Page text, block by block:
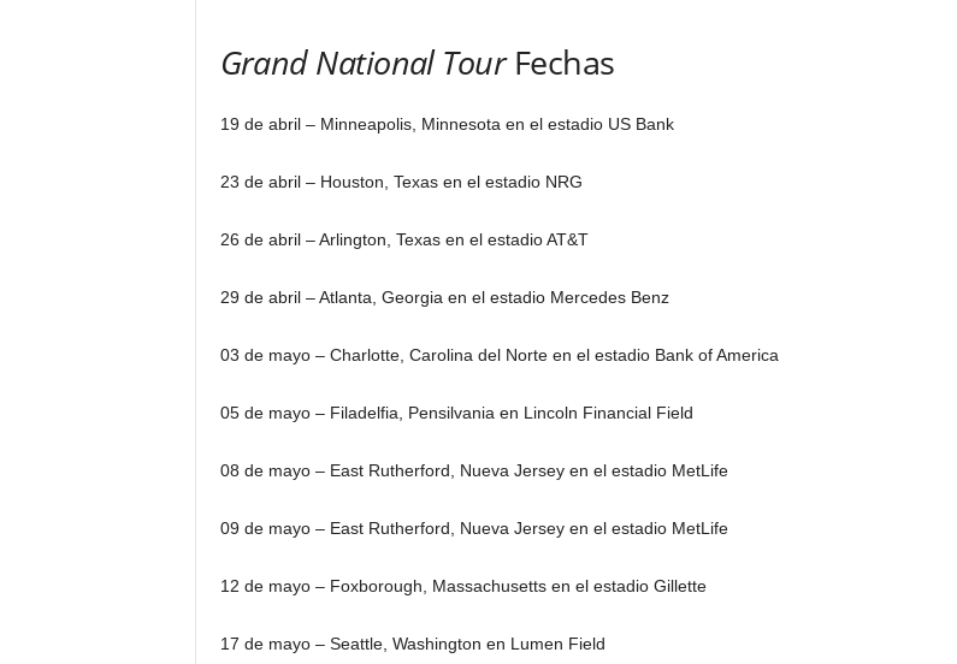
Grand National TourFechas
19 de abril – Minneapolis, Minnesota en el estadio US Bank
23 de abril – Houston, Texas en el estadio NRG
26 de abril – Arlington, Texas en el estadio AT&T
29 de abril – Atlanta, Georgia en el estadio Mercedes Benz
03 de mayo – Charlotte, Carolina del Norte en el estadio Bank of America
05 de mayo – Filadelfia, Pensilvania en Lincoln Financial Field
08 de mayo – East Rutherford, Nueva Jersey en el estadio MetLife
09 de mayo – East Rutherford, Nueva Jersey en el estadio MetLife
12 de mayo – Foxborough, Massachusetts en el estadio Gillette
17 de mayo – Seattle, Washington en Lumen Field